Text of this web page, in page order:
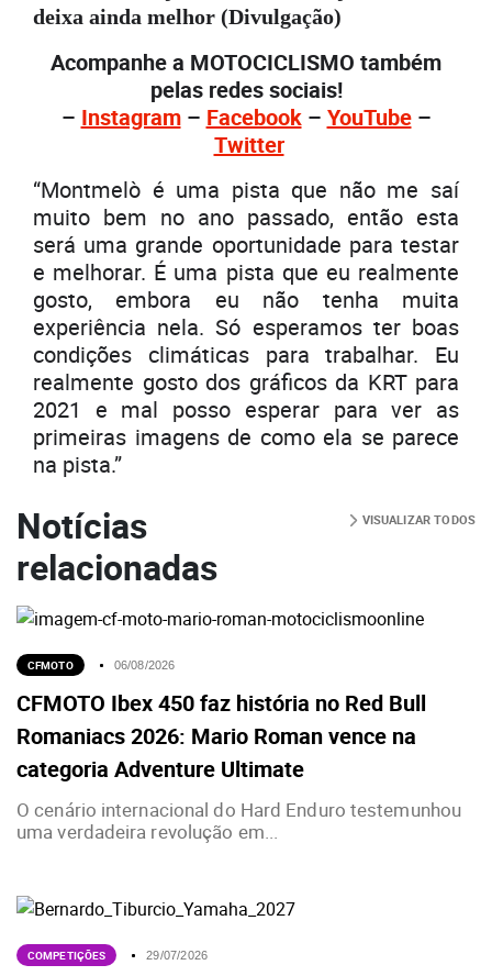
deixa ainda melhor (Divulgação)
Acompanhe a MOTOCICLISMO também
pelas redes sociais!
– Instagram– Facebook– YouTube–
Twitter
“Montmelò é uma pista que não me saí
muito bem no ano passado, então esta
será uma grande oportunidade para testar
e melhorar. É uma pista que eu realmente
gosto, embora eu não tenha muita
experiência nela. Só esperamos ter boas
condições climáticas para trabalhar. Eu
realmente gosto dos gráficos da KRT para
2021 e mal posso esperar para ver as
primeiras imagens de como ela se parece
na pista.”
Notícias
relacionadas
VISUALIZAR TODOS
CFMOTO 06/08/2026
CFMOTO Ibex 450 faz história no Red Bull
Romaniacs 2026: Mario Roman vence na
categoria Adventure Ultimate
O cenário internacional do Hard Enduro testemunhou
uma verdadeira revolução em...
COMPETIÇÕES 29/07/2026